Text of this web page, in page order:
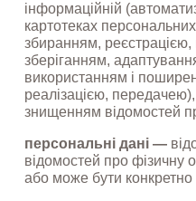
інформаційній
картотеках персональних
збиранням,
зберіганням,
використанням і
реалізацією,
знищенням відомостей
персональні дані —
відомостей про фізичну
або може бути конкретно